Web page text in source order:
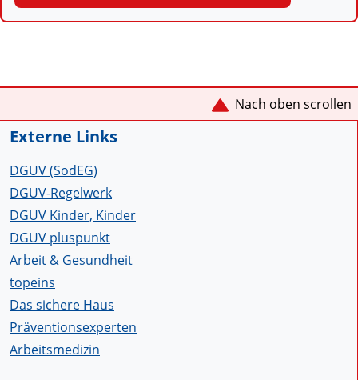
Service Informationen Nach oben scrollen
Externe Links
DGUV (SodEG)
DGUV-Regelwerk
DGUV Kinder, Kinder
DGUV pluspunkt
Arbeit & Gesundheit
topeins
Das sichere Haus
Präventionsexperten
Arbeitsmedizin